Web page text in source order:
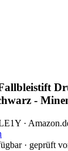
-
·
· geprüft